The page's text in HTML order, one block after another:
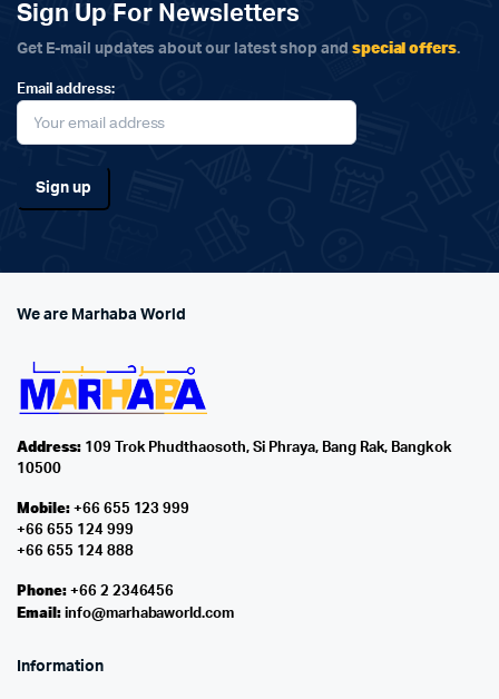
Sign Up For Newsletters
Get E-mail updates about our latest shop and special offers.
Email address:
We are Marhaba World
Address:109 Trok Phudthaosoth, Si Phraya, Bang Rak, Bangkok
10500
Mobile:+66 655 123 999
+66 655 124 999
+66 655 124 888
Phone:+66 2 2346456
Email: info@marhabaworld.com
Information